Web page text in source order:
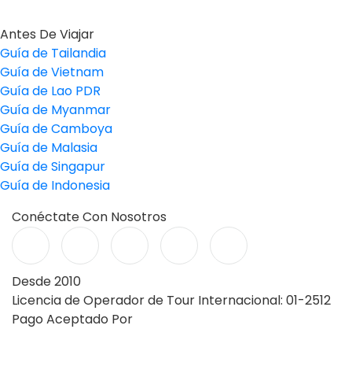
Antes De Viajar
Guía de Tailandia
Guía de Vietnam
Guía de Lao PDR
Guía de Myanmar
Guía de Camboya
Guía de Malasia
Guía de Singapur
Guía de Indonesia
Conéctate Con Nosotros
Desde 2010
Licencia de Operador de Tour Internacional: 01-2512
Pago Aceptado Por